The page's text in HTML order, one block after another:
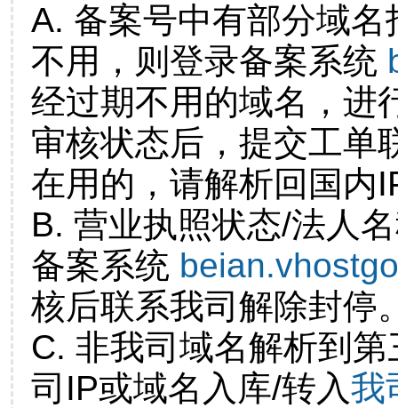
A. 备案号中有部分域
不用，则登录备案系统
经过期不用的域名，进
审核状态后，提交工单
在用的，请解析回国内
B. 营业执照状态/法人
备案系统
核后联系我司解除封停
C. 非我司域名解析到
司IP或域名入库/转入我